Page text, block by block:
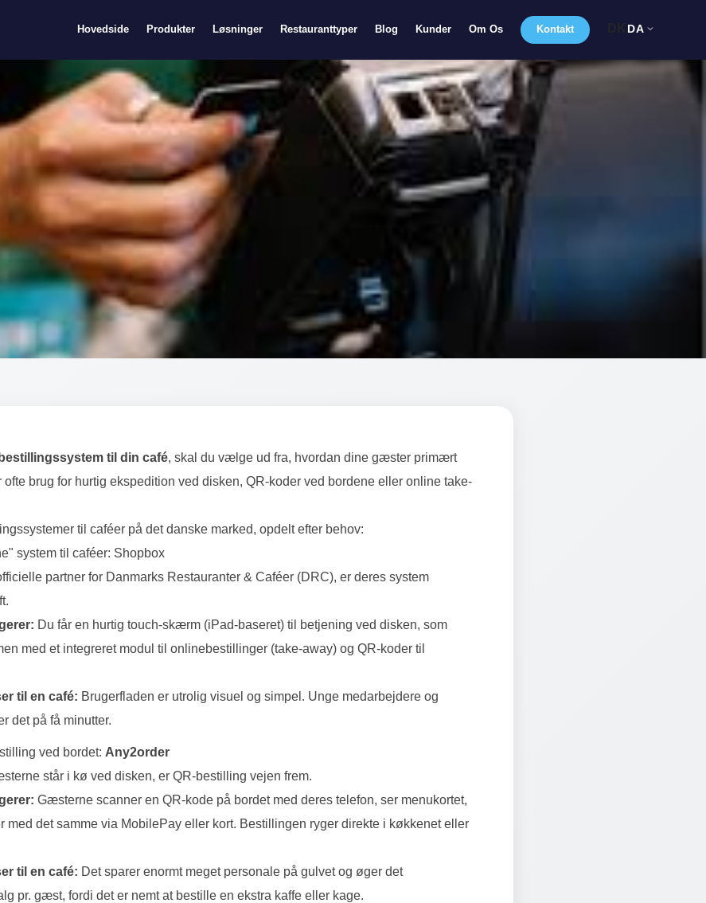
Hovedside Produkter Løsninger Restauranttyper Blog Kunder Om Os Kontakt DA
skal jeg vælge til min café
bestillingssystem til din café, skal du vælge ud fra, hvordan dine gæster primært
brug for hurtig ekspedition ved disken, QR-koder ved bordene eller online take-
til caféer på det danske marked, opdelt efter behov:
system til caféer: Shopbox
partner for Danmarks Restauranter & Caféer (DRC), er deres system
Du får en hurtig touch-skærm (iPad-baseret) til betjening ved disken, som
med et integreret modul til onlinebestillinger (take-away) og QR-koder til
til en café: Brugerfladen er utrolig visuel og simpel. Unge medarbejdere og
det på få minutter.
ved bordet: Any2order
står i kø ved disken, er QR-bestilling vejen frem.
Gæsterne scanner en QR-kode på bordet med deres telefon, ser menukortet,
med det samme via MobilePay eller kort. Bestillingen ryger direkte i køkkenet eller
til en café: Det sparer enormt meget personale på gulvet og øger det
pr. gæst, fordi det er nemt at bestille en ekstra kaffe eller kage.